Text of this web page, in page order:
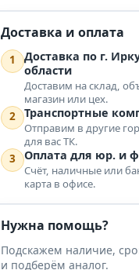
Доставка и оплата
1
Доставка по г.
области
Доставим на склад,
магазин или цех.
2
Транспортные
Отправим в другие
для вас ТК.
3
Оплата для юр. и
Счёт, наличные или
карта в офисе.
Нужна помощь?
Подскажем наличие,
и подберём аналог.